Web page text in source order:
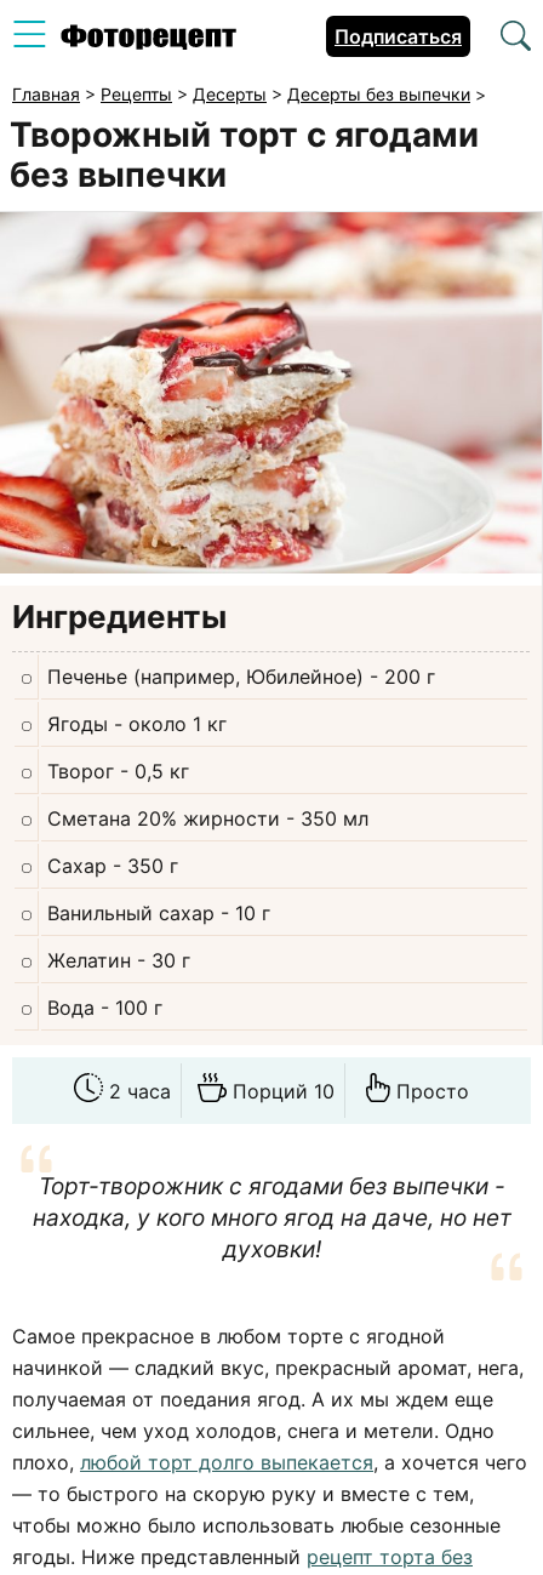
Подписаться
Главная > Рецепты > Десерты > Десерты без выпечки >
Творожный торт с ягодами
без выпечки
Ингредиенты
Печенье (например, Юбилейное) - 200 г
Ягоды - около 1 кг
Творог - 0,5 кг
Сметана 20% жирности - 350 мл
Сахар - 350 г
Ванильный сахар - 10 г
Желатин - 30 г
Вода - 100 г
2 часа Порций 10 Просто
Торт-творожник с ягодами без выпечки -
находка, у кого много ягод на даче, но нет
духовки!
Самое прекрасное в любом торте с ягодной
начинкой — сладкий вкус, прекрасный аромат, нега,
получаемая от поедания ягод. А их мы ждем еще
сильнее, чем уход холодов, снега и метели. Одно
плохо, любой торт долго выпекается, а хочется чего
— то быстрого на скорую руку и вместе с тем,
чтобы можно было использовать любые сезонные
ягоды. Ниже представленный рецепт торта без